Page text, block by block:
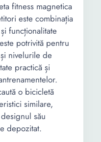
fitness magnetica
este combinația
funcționalitate
potrivită pentru
nivelurile de
practică și
o bicicletă
similare,
său
depozitat.